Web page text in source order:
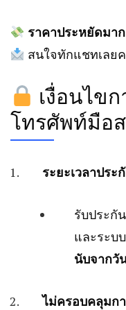
ราคาประหยัดมา
สนใจทักแชทเลย
เงื่อนไข
โทรศัพท์มือ
ระยะเวลาประ
รับประกั
และระบ
นับจากวั
ไม่ครอบคลุมก